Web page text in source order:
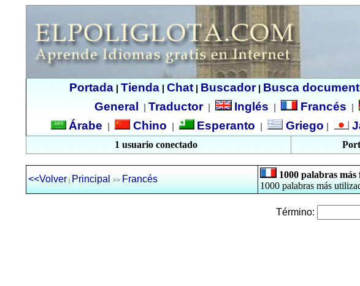
Portada| Tienda| Chat| Buscador| Busca
General
Traductor| Inglés Francés
Árabe
Chino Esperanto Griego
1 usuario conectado
<<Volver | Principal >> Francés
1000 palabras más
1000 palabras más
Término: